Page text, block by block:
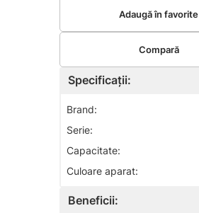
Specificații:
Brand:
Serie:
Capacitate:
Culoare aparat:
Beneficii:
Adaugă în favorite
Compară